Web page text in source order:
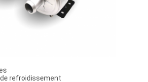
refroidissement